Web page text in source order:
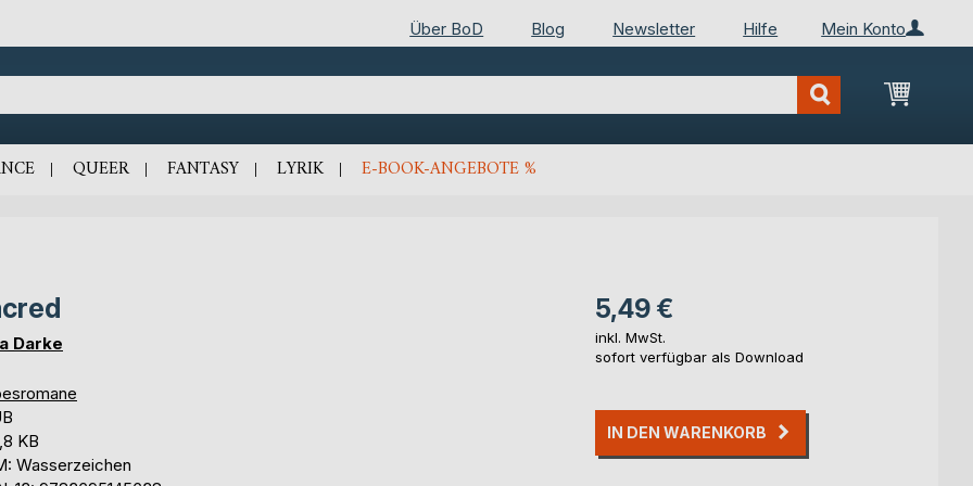
Mein Konto
Über BoD Blog Newsletter Hilfe
Mein
QUEER FANTASY LYRIK E-BOOK-ANGEBOTE %
Darke
KB
Wasserzeichen
5,49 €
inkl. MwSt.
sofort verfügbar als Download
IN DEN WARENKORB